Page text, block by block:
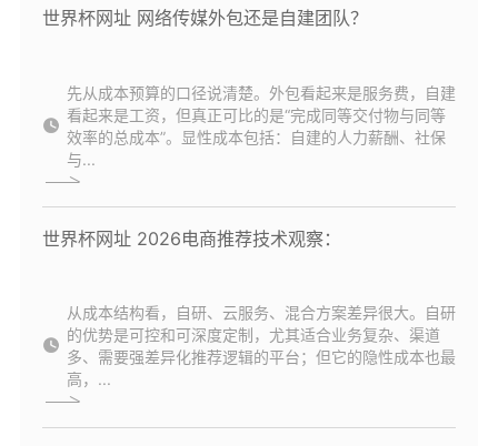
世界杯网址 网络传媒外包还是自建团队？
先从成本预算的口径说清楚。外包看起来是服务费，自建
看起来是工资，但真正可比的是“完成同等交付物与同等
效率的总成本”。显性成本包括：自建的人力薪酬、社保
与...
世界杯网址 2026电商推荐技术观察：
从成本结构看，自研、云服务、混合方案差异很大。自研
的优势是可控和可深度定制，尤其适合业务复杂、渠道
多、需要强差异化推荐逻辑的平台；但它的隐性成本也最
高，...